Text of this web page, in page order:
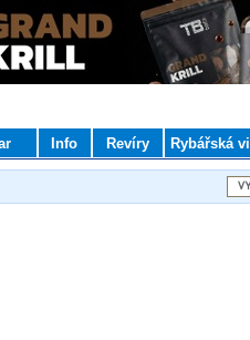
Info Revíry Rybářská